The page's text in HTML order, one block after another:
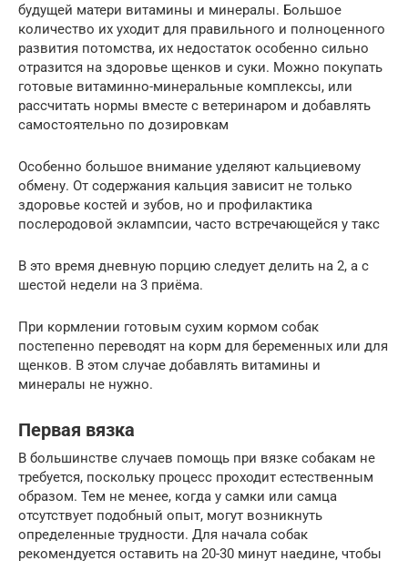
будущей матери витамины и минералы. Большое
количество их уходит для правильного и полноценного
развития потомства, их недостаток особенно сильно
отразится на здоровье щенков и суки. Можно покупать
готовые витаминно-минеральные комплексы, или
рассчитать нормы вместе с ветеринаром и добавлять
самостоятельно по дозировкам
Особенно большое внимание уделяют кальциевому
обмену. От содержания кальция зависит не только
здоровье костей и зубов, но и профилактика
послеродовой эклампсии, часто встречающейся у такс
В это время дневную порцию следует делить на 2, а с
шестой недели на 3 приёма.
При кормлении готовым сухим кормом собак
постепенно переводят на корм для беременных или для
щенков. В этом случае добавлять витамины и
минералы не нужно.
Первая вязка
В большинстве случаев помощь при вязке собакам не
требуется, поскольку процесс проходит естественным
образом. Тем не менее, когда у самки или самца
отсутствует подобный опыт, могут возникнуть
определенные трудности. Для начала собак
рекомендуется оставить на 20-30 минут наедине, чтобы